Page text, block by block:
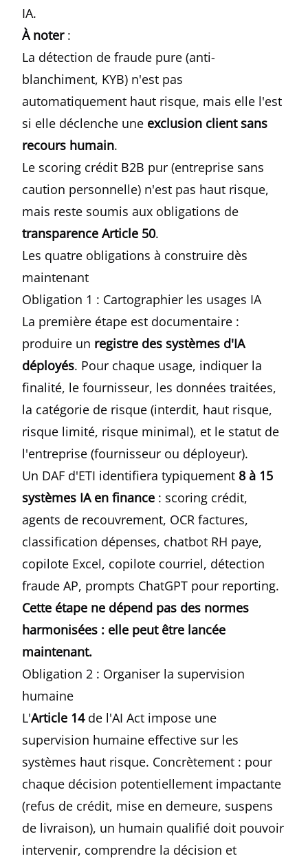
IA.
À noter:
La détection de fraude pure (anti-
blanchiment, KYB) n'est pas
automatiquement haut risque, mais elle l'est
si elle déclenche une exclusion client sans
recours humain.
Le scoring crédit B2B pur (entreprise sans
caution personnelle) n'est pas haut risque,
mais reste soumis aux obligations de
transparence Article 50.
Les quatre obligations à construire dès
maintenant
Obligation 1 : Cartographier les usages IA
La première étape est documentaire :
produire un registre des systèmes d'IA
déployés. Pour chaque usage, indiquer la
finalité, le fournisseur, les données traitées,
la catégorie de risque (interdit, haut risque,
risque limité, risque minimal), et le statut de
l'entreprise (fournisseur ou déployeur).
Un DAF d'ETI identifiera typiquement 8 à 15
systèmes IA en finance : scoring crédit,
agents de recouvrement, OCR factures,
classification dépenses, chatbot RH paye,
copilote Excel, copilote courriel, détection
fraude AP, prompts ChatGPT pour reporting.
Cette étape ne dépend pas des normes
harmonisées : elle peut être lancée
maintenant.
Obligation 2 : Organiser la supervision
humaine
L'Article 14de l'AI Act impose une
supervision humaine effective sur les
systèmes haut risque. Concrètement : pour
chaque décision potentiellement impactante
(refus de crédit, mise en demeure, suspens
de livraison), un humain qualifié doit pouvoir
intervenir, comprendre la décision et